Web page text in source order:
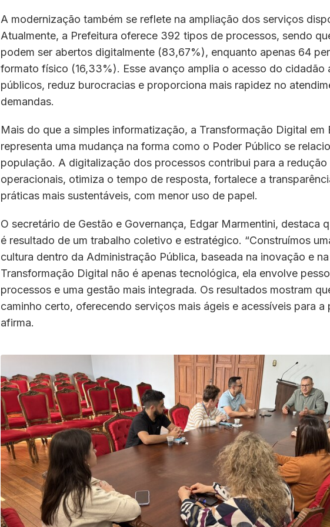
A modernização também se reflete na ampliação dos serviços
Atualmente, a Prefeitura oferece 392 tipos de processos, sendo
podem ser abertos digitalmente (83,67%), enquanto apenas 64
formato físico (16,33%). Esse avanço amplia o acesso do cidadão
públicos, reduz burocracias e proporciona mais rapidez no
demandas.
Mais do que a simples informatização, a Transformação Digital em
representa uma mudança na forma como o Poder Público se
população. A digitalização dos processos contribui para a
operacionais, otimiza o tempo de resposta, fortalece a
práticas mais sustentáveis, com menor uso de papel.
O secretário de Gestão e Governança, Edgar Marmentini, destaca
é resultado de um trabalho coletivo e estratégico. “Construímos
cultura dentro da Administração Pública, baseada na inovação e
Transformação Digital não é apenas tecnológica, ela envolve
processos e uma gestão mais integrada. Os resultados mostram
caminho certo, oferecendo serviços mais ágeis e acessíveis para a
afirma.